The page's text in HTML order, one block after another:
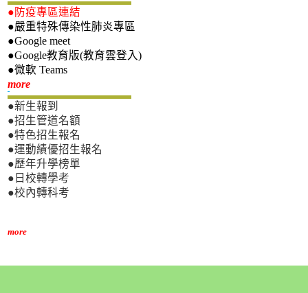
●防疫專區連結
●嚴重特殊傳染性肺炎專區
●Google meet
●Google教育版(教育雲登入)
●微軟 Teams
more新生專區
●新生報到
●招生管道名額
●特色招生報名
●運動績優招生報名
●歷年升學榜單
●日校轉學考
●校內轉科考
more